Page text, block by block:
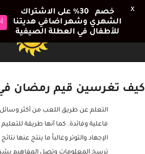
التعلم عن طريق اللعب من أكثر وسائل
فاعلية وفائدة. كما أنها طريقة
الإجهاد والتوتر وغالباً ما ينتج عنها
خصم 30٪ على الاشتراك
الشهري وشهر اضافي هديتنا
للأطفال في العطلة الصيفية
X